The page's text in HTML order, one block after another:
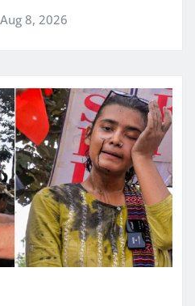
Aug 8, 2026